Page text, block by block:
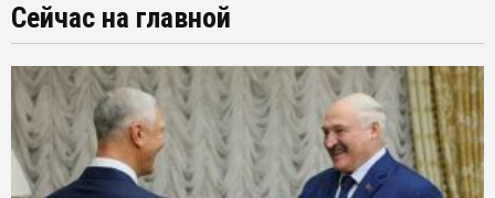
Сейчас на главной